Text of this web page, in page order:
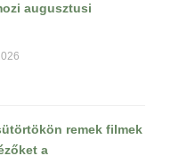
augusztusi
remek filmek
a